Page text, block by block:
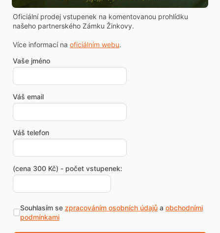
Oficiální prodej vstupenek na komentovanou prohlídku
našeho partnerského Zámku Žinkovy.
Více informací na oficiálním webu.
Vaše jméno
Váš email
Váš telefon
(cena 300 Kč) - počet vstupenek:
Souhlasím se zpracováním osobních údajůa obchodními
podmínkami